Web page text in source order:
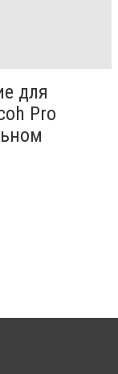
для
Pro